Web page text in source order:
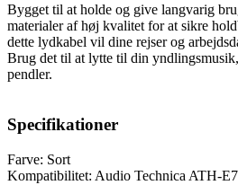
Bygget til at holde og give langvarig
materialer af høj kvalitet for at sikre
dette lydkabel vil dine rejser og
Brug det til at lytte til din
pendler.
Specifikationer
Farve: Sort
Kompatibilitet: Audio Technica ATH-